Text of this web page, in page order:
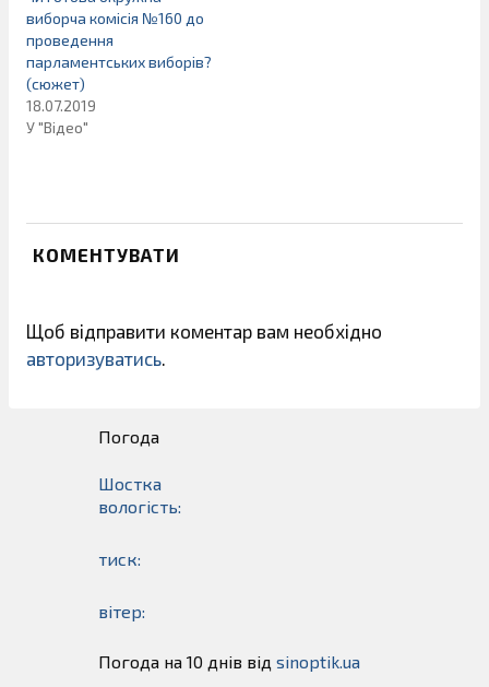
виборча комісія №160 до
проведення
парламентських виборів?
(сюжет)
18.07.2019
У "Відео"
КОМЕНТУВАТИ
Щоб відправити коментар вам необхідно
авторизуватись.
Погода
Шостка
вологість:
тиск:
вітер:
Погода на 10 днів від sinoptik.ua